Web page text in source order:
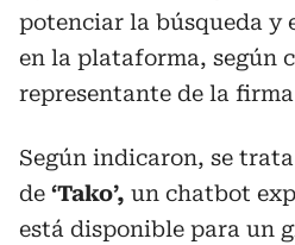
potenciar la búsqueda y
en la plataforma, según
representante de la firma
Según indicaron, se
de ‘Tako’, un chatbot
está disponible para un